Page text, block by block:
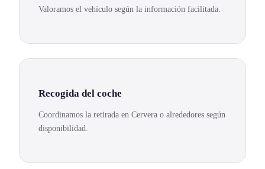
Valoramos el vehículo según la información facilitada.
Recogida del coche
Coordinamos la retirada en Cervera o alrededores según
disponibilidad.